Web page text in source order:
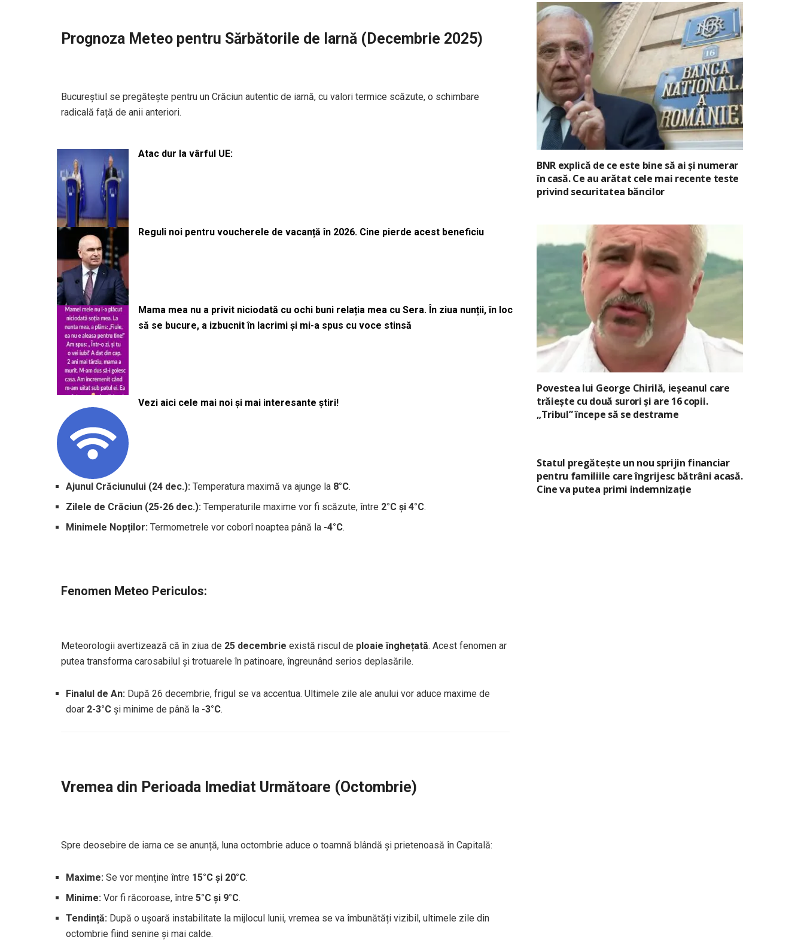
Prognoza Meteo pentru Sărbătorile de Iarnă (Decembrie 2025)
Bucureștiul se pregătește pentru un Crăciun autentic de iarnă, cu valori termice scăzute, o schimbare
radicală față de anii anteriori.
Atac dur la vârful UE:
Reguli noi pentru voucherele de vacanță în 2026. Cine pierde acest beneficiu
Mama mea nu a privit niciodată cu ochi buni relația mea cu Sera. În ziua nunții, în loc
să se bucure, a izbucnit în lacrimi și mi-a spus cu voce stinsă
Vezi aici cele mai noi și mai interesante știri!
Ajunul Crăciunului (24 dec.): Temperatura maximă va ajunge la 8°C.
Zilele de Crăciun (25-26 dec.): Temperaturile maxime vor fi scăzute, între 2°C și 4°C.
Minimele Nopților: Termometrele vor coborî noaptea până la -4°C.
Fenomen Meteo Periculos:
Meteorologii avertizează că în ziua de 25 decembrie există riscul de ploaie înghețată. Acest fenomen ar
putea transforma carosabilul și trotuarele în patinoare, îngreunând serios deplasările.
Finalul de An: După 26 decembrie, frigul se va accentua. Ultimele zile ale anului vor aduce maxime de
doar 2-3°C și minime de până la -3°C.
Vremea din Perioada Imediat Următoare (Octombrie)
Spre deosebire de iarna ce se anunță, luna octombrie aduce o toamnă blândă și prietenoasă în Capitală:
Maxime: Se vor menține între 15°C și 20°C.
Minime: Vor fi răcoroase, între 5°C și 9°C.
Tendință: După o ușoară instabilitate la mijlocul lunii, vremea se va îmbunătăți vizibil, ultimele zile din
octombrie fiind senine și mai calde.
BNR explică de ce este bine să ai și numerar
în casă. Ce au arătat cele mai recente teste
privind securitatea băncilor
Povestea lui George Chirilă, ieșeanul care
trăiește cu două surori și are 16 copii.
„Tribul” începe să se destrame
Statul pregătește un nou sprijin financiar
pentru familiile care îngrijesc bătrâni acasă.
Cine va putea primi indemnizație